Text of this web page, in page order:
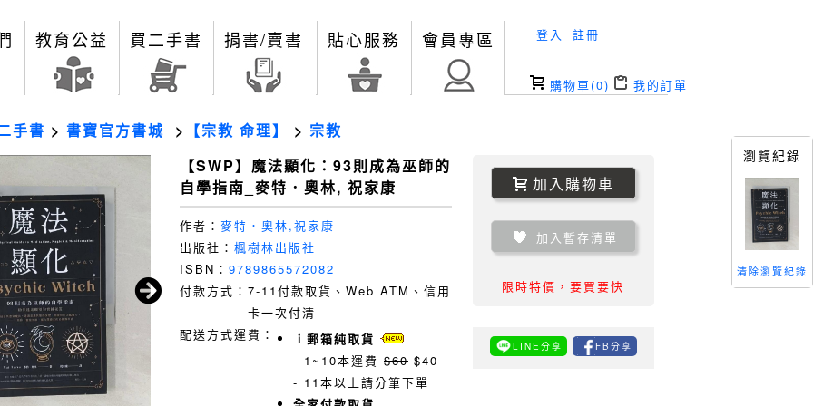
教育公益 買二手書 捐書/賣書 貼心服務 會員專區 登入 註冊
購物車(0) 我的訂單
手書 > 書寶官方書城 > 【宗教 命理】 > 宗教
【SWP】魔法顯化：93則成為巫師的
自學指南_麥特．奧林, 祝家康
作者： 麥特．奧林,祝家康
出版社： 楓樹林出版社
ISBN： 9789865572082
付款方式： 7-11付款取貨、Web ATM、信用
卡一次付清
配送方式運費：
ｉ郵箱純取貨
- 1~10本運費 $60 $40
- 11本以上請分筆下單
加入購物車
加入暫存清單
限時特價，要買要快
LINE分享 FB分享
瀏覽紀錄
清除瀏覽紀錄